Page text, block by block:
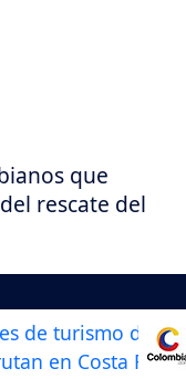
que
rescate del